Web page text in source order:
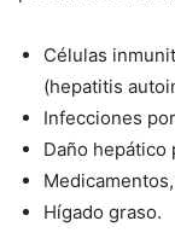
Células
(hepatitis
Infecciones
Daño hepático
Hígado graso.